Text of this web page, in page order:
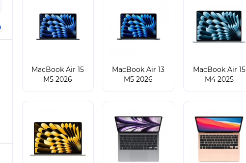
MacBook Air 15
M5 2026
MacBook Air 13
M5 2026
MacBook Air 15
M4 2025